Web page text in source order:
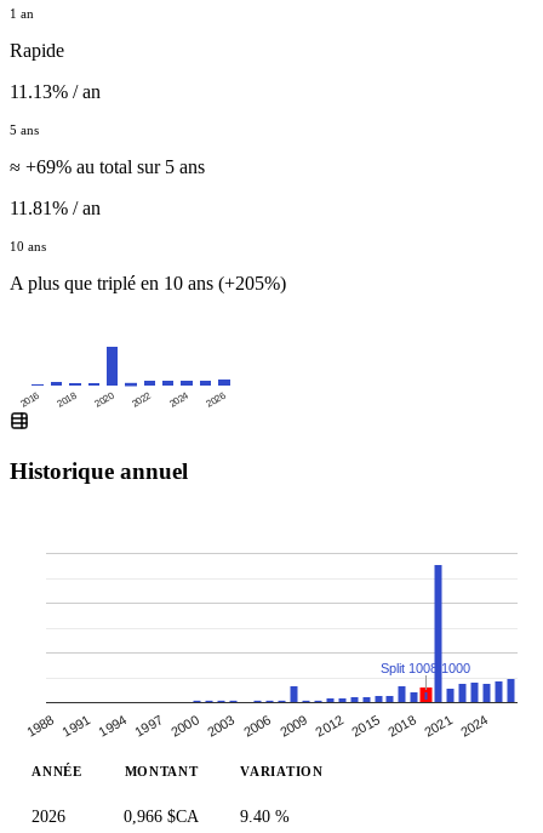
1 an
Rapide
11.13% / an
5 ans
≈ +69% au total sur 5 ans
11.81% / an
10 ans
A plus que triplé en 10 ans (+205%)
2016 2018 2020 2022 2024 2026
Historique annuel
1988 1991 1994 1997 2000 2003 2006 2009 2012 2015 2018 2021 2024
Split 1008:1000
ANNÉE MONTANT VARIATION
2026 0,966 $CA 9.40 %